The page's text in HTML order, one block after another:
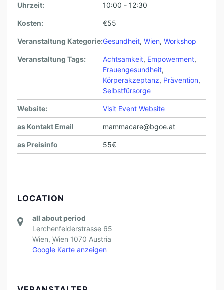
Uhrzeit: 10:00 - 12:30
Kosten: €55
Veranstaltung Kategorie:Gesundheit, Wien, Workshop
Veranstaltung Tags: Achtsamkeit, Empowerment,
Frauengesundheit,
Körperakzeptanz, Prävention,
Selbstfürsorge
Website: Visit Event Website
as Kontakt Email mammacare@bgoe.at
as Preisinfo 55€
LOCATION
all about period
Lerchenfelderstrasse 65
Wien, Wien 1070 Austria
Google Karte anzeigen